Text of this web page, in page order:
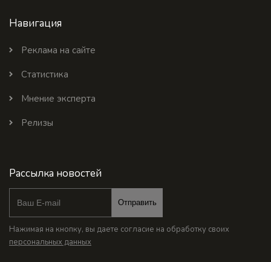
Навигация
Реклама на сайте
Статистика
Мнение эксперта
Релизы
Рассылка новостей
Отправить
Нажимая на кнопку, вы даете согласие на обработку своих
персональных данных